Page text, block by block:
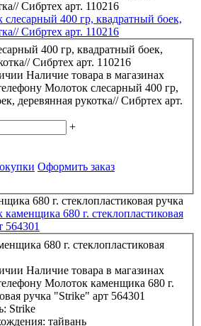
слесарный 400 гр, квадратный боек,
Сибртех арт. 110216
Наличие товара в магазинах
Молоток слесарный 400 гр,
деревянная рукотка// Сибртех арт.
+
Оформить заказ
680 г. стеклопластиковая
564301
Наличие товара в магазинах
Молоток каменщика 680 г.
стеклопластиковая ручка "Strike" арт 564301
Strike
тайвань